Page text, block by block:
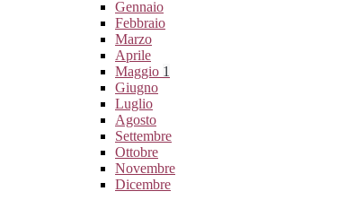
Gennaio
Febbraio
Marzo
Aprile
Maggio 1
Giugno
Luglio
Agosto
Settembre
Ottobre
Novembre
Dicembre